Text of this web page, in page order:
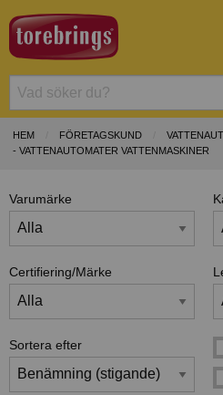
HEM FÖRETAGSKUND
- VATTENAUTOMATER VATTENMASKINER
Varumärke
Certifiering/Märke
Sortera efter